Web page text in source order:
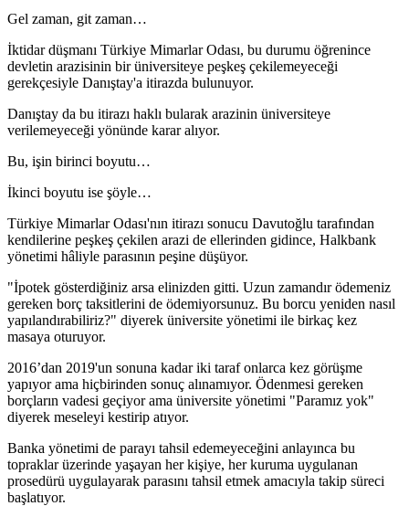
Gel zaman, git zaman…
İktidar düşmanı Türkiye Mimarlar Odası, bu durumu öğrenince
devletin arazisinin bir üniversiteye peşkeş çekilemeyeceği
gerekçesiyle Danıştay'a itirazda bulunuyor.
Danıştay da bu itirazı haklı bularak arazinin üniversiteye
verilemeyeceği yönünde karar alıyor.
Bu, işin birinci boyutu…
İkinci boyutu ise şöyle…
Türkiye Mimarlar Odası'nın itirazı sonucu Davutoğlu tarafından
kendilerine peşkeş çekilen arazi de ellerinden gidince, Halkbank
yönetimi hâliyle parasının peşine düşüyor.
"İpotek gösterdiğiniz arsa elinizden gitti. Uzun zamandır ödemeniz
gereken borç taksitlerini de ödemiyorsunuz. Bu borcu yeniden nasıl
yapılandırabiliriz?" diyerek üniversite yönetimi ile birkaç kez
masaya oturuyor.
2016’dan 2019'un sonuna kadar iki taraf onlarca kez görüşme
yapıyor ama hiçbirinden sonuç alınamıyor. Ödenmesi gereken
borçların vadesi geçiyor ama üniversite yönetimi "Paramız yok"
diyerek meseleyi kestirip atıyor.
Banka yönetimi de parayı tahsil edemeyeceğini anlayınca bu
topraklar üzerinde yaşayan her kişiye, her kuruma uygulanan
prosedürü uygulayarak parasını tahsil etmek amacıyla takip süreci
başlatıyor.